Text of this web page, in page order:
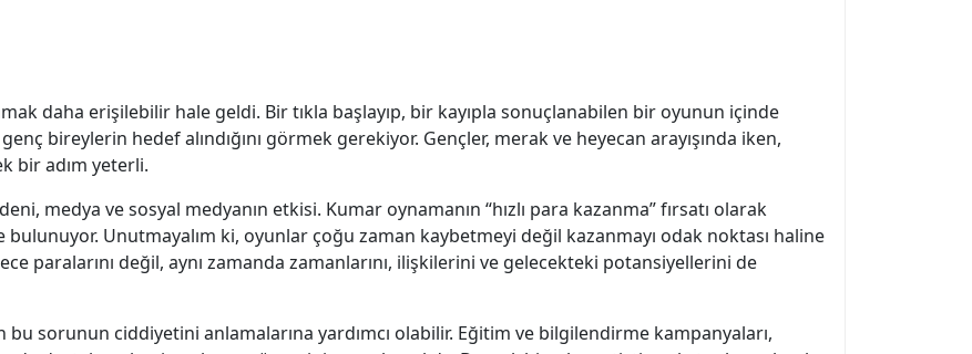
daha erişilebilir hale geldi. Bir tıkla başlayıp, bir kayıpla sonuçlanabilen bir oyunun içinde
bireylerin hedef alındığını görmek gerekiyor. Gençler, merak ve heyecan arayışında iken,
bir adım yeterli.
medya ve sosyal medyanın etkisi. Kumar oynamanın “hızlı para kazanma” fırsatı olarak
Unutmayalım ki, oyunlar çoğu zaman kaybetmeyi değil kazanmayı odak noktası haline
paralarını değil, aynı zamanda zamanlarını, ilişkilerini ve gelecekteki potansiyellerini de
bu sorunun ciddiyetini anlamalarına yardımcı olabilir. Eğitim ve bilgilendirme kampanyaları,